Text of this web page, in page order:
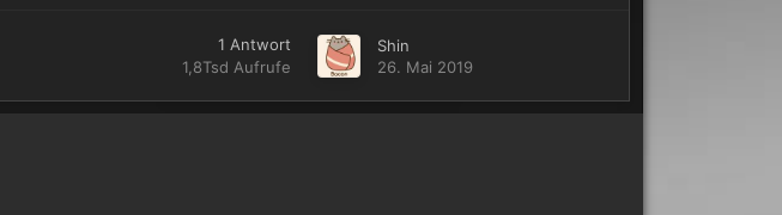
1 Antwort
1,8Tsd Aufrufe
Shin
26. Mai 2019